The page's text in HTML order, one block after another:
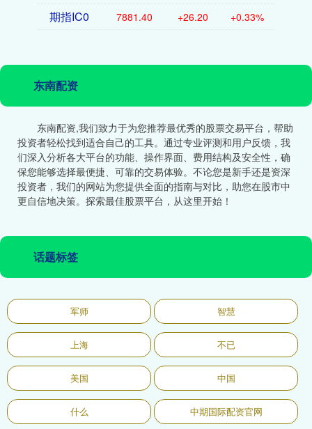
期指IC0 7881.40 +26.20 +0.33%
东南配资
东南配资,我们致力于为您推荐最优秀的股票交易平台，帮助
投资者轻松找到适合自己的工具。通过专业评测和用户反馈，我
们深入分析各大平台的功能、操作界面、费用结构及安全性，确
保您能够选择最便捷、可靠的交易体验。不论您是新手还是资深
投资者，我们的网站为您提供全面的指南与对比，助您在股市中
更自信地决策。探索最佳股票平台，从这里开始！
话题标签
军师 智慧
上海 不已
美国 中国
什么 中期国际配资官网